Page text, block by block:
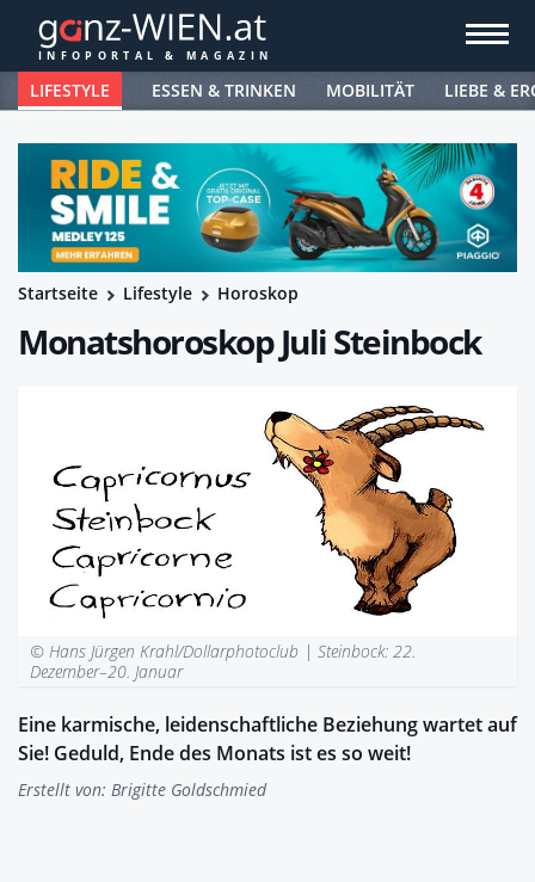
LIFESTYLE ESSEN & TRINKEN MOBILITÄT LIEBE &
Startseite Lifestyle Horoskop
Monatshoroskop Juli Steinbock
© Hans Jürgen Krahl/Dollarphotoclub | Steinbock: 22.
Dezember–20. Januar
Eine kar­mi­sche, lei­den­schaft­li­che Be­zie­hung war­tet auf
Sie! Ge­duld, Ende des Mo­nats ist es so weit!
Erstellt von: Brigitte Goldschmied